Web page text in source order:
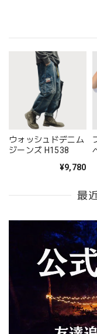
ウォッシュドデニム
ジーンズ H1538
¥9,780
最